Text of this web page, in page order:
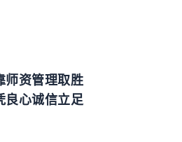
师资管理取胜
良心诚信立足